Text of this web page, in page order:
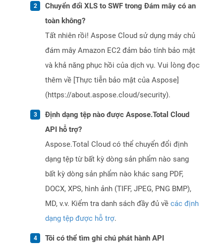
Chuyển đổi XLS to SWF trong Đám mây có an
toàn không?
Tất nhiên rồi! Aspose Cloud sử dụng máy chủ
đám mây Amazon EC2 đảm bảo tính bảo mật
và khả năng phục hồi của dịch vụ. Vui lòng đọc
thêm về [Thực tiễn bảo mật của Aspose]
(https://about.aspose.cloud/security).
Định dạng tệp nào được Aspose.Total Cloud
API hỗ trợ?
Aspose.Total Cloud có thể chuyển đổi định
dạng tệp từ bất kỳ dòng sản phẩm nào sang
bất kỳ dòng sản phẩm nào khác sang PDF,
DOCX, XPS, hình ảnh (TIFF, JPEG, PNG BMP),
MD, v.v. Kiểm tra danh sách đầy đủ về các định
dạng tệp được hỗ trợ.
Tôi có thể tìm ghi chú phát hành API